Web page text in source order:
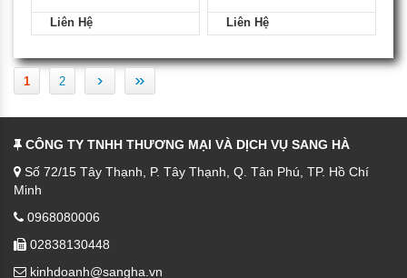
Liên Hệ Liên Hệ
1 2 › »
CÔNG TY TNHH THƯƠNG MẠI VÀ DỊCH VỤ SANG HÀ
Số 72/15 Tây Thạnh, P. Tây Thạnh, Q. Tân Phú, TP. Hồ Chí
Minh
0968080006
02838130448
kinhdoanh@sangha.vn